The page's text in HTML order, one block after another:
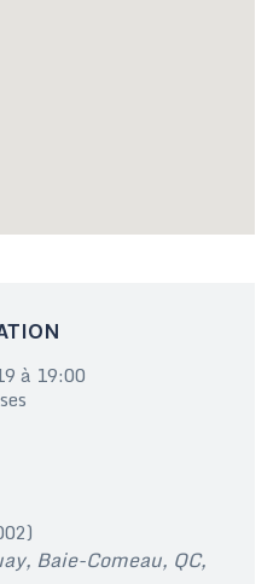
à 19:00
Baie-Comeau, QC,